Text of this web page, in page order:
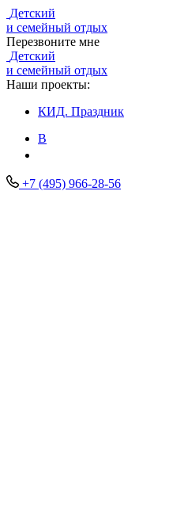
Детский
и семейный отдых
Перезвоните мне
Детский
и семейный отдых
Наши проекты:
КИД. Праздник
В
+7 (495) 966-28-56